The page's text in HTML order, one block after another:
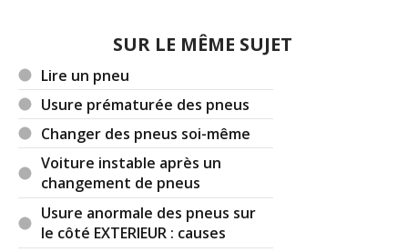
(2025-05-06 16:56:56) : OK. Je vous remercie
Cordialement
Réagir à ce commentaire
(Votre post sera visible sous le commentaire)
Parploc4(Date : 2021-02-13 17:50:18)
SUR LE MÊME SUJET
Lire un pneu
Usure prématurée des pneus
Changer des pneus soi-même
Voiture instable après un
changement de pneus
Usure anormale des pneus sur
le côté EXTERIEUR : causes